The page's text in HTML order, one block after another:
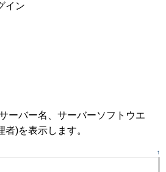
イン
ーバー名、サーバーソフトウエ
)を表示します。
↑